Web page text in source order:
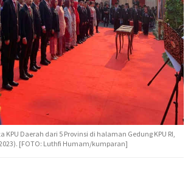
KPU Daerah dari 5 Provinsi di halaman Gedung KPU RI,
[FOTO: Luthfi Humam/kumparan]